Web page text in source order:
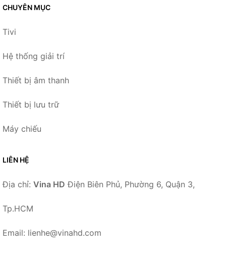
CHUYÊN MỤC
Tivi
Hệ thống giải trí
Thiết bị âm thanh
Thiết bị lưu trữ
Máy chiếu
LIÊN HỆ
Địa chỉ: Vina HD Điện Biên Phủ, Phường 6, Quận 3,
Tp.HCM
Email: lienhe@vinahd.com